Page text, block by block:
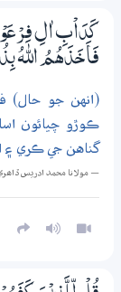
كَدَاْبِ اٰلِ
فَاَخَذَھُمُ اللّٰهُ
(انهن جو حال)
ڪوڙو چيائون
گناهن جي ڪري ۽
— مولانا محمد ادريس